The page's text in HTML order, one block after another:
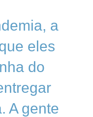
a
eles
do
A gente